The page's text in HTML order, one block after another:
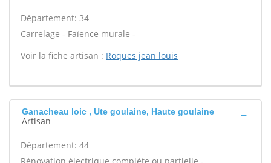
Département: 34
Carrelage - Faïence murale -
Voir la fiche artisan : Roques jean louis
Ganacheau loic , Ute goulaine, Haute goulaine
Artisan
Département: 44